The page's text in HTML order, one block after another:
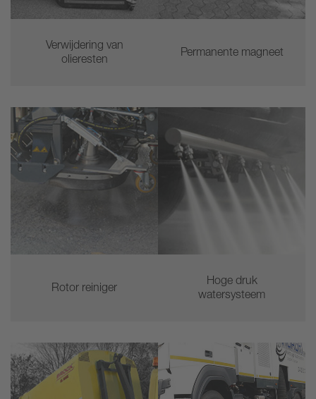
Verwijdering van
olieresten
Permanente magneet
Rotor reiniger
Hoge druk
watersysteem